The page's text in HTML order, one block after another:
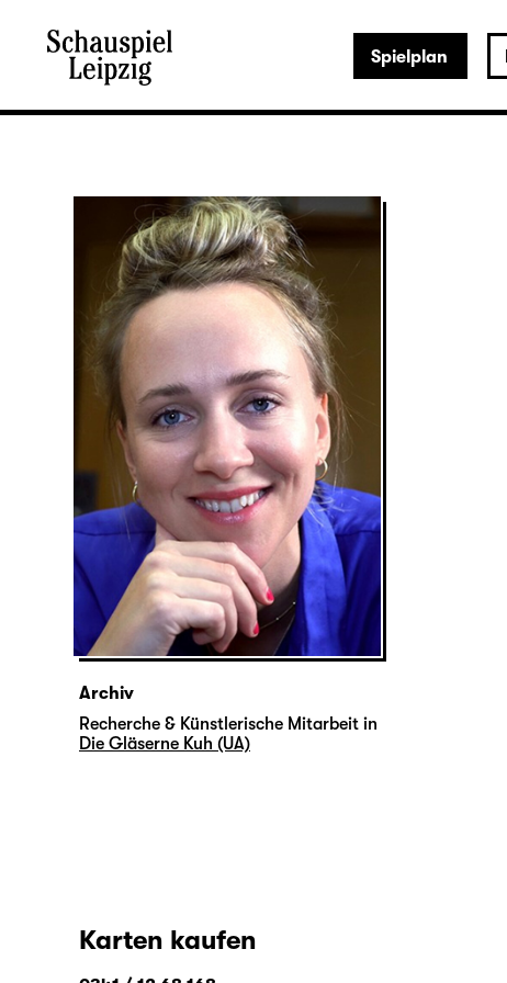
Spielplan
Archiv
Recherche & Künstlerische Mitarbeit in
Die Gläserne Kuh (UA)
Karten kaufen